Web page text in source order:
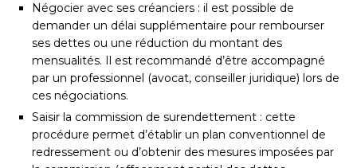
Négocier avec ses créanciers : il est possible de
demander un délai supplémentaire pour rembourser
ses dettes ou une réduction du montant des
mensualités. Il est recommandé d’être accompagné
par un professionnel (avocat, conseiller juridique) lors de
ces négociations.
Saisir la commission de surendettement : cette
procédure permet d’établir un plan conventionnel de
redressement ou d’obtenir des mesures imposées par